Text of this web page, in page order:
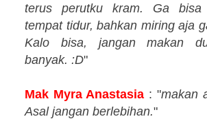
terus perutku kram. Ga bisa
tempat tidur, bahkan miring aja
Kalo bisa, jangan makan
banyak. :D"
Mak Myra Anastasia : "makan
Asal jangan berlebihan."